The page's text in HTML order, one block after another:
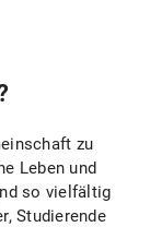
zu
Leben und
so vielfältig
Studierende